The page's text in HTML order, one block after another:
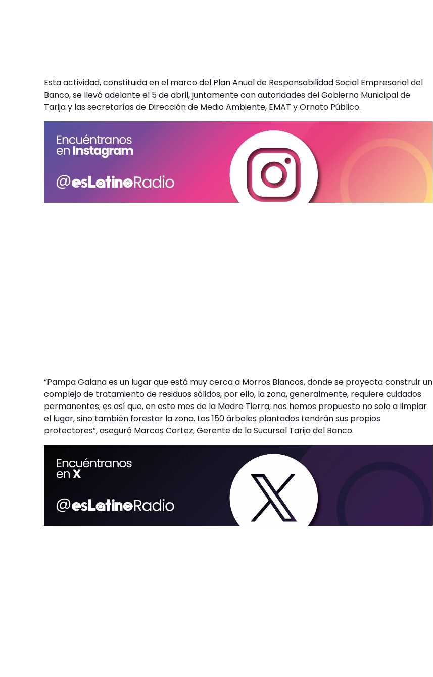
Esta actividad, constituida en el marco del Plan Anual de Responsabilidad Social Empresarial del
Banco, se llevó adelante el 5 de abril, juntamente con autoridades del Gobierno Municipal de
Tarija y las secretarías de Dirección de Medio Ambiente, EMAT y Ornato Público.
“Pampa Galana es un lugar que está muy cerca a Morros Blancos, donde se proyecta construir un
complejo de tratamiento de residuos sólidos, por ello, la zona, generalmente, requiere cuidados
permanentes; es así que, en este mes de la Madre Tierra, nos hemos propuesto no solo a limpiar
el lugar, sino también forestar la zona. Los 150 árboles plantados tendrán sus propios
protectores”, aseguró Marcos Cortez, Gerente de la Sucursal Tarija del Banco.